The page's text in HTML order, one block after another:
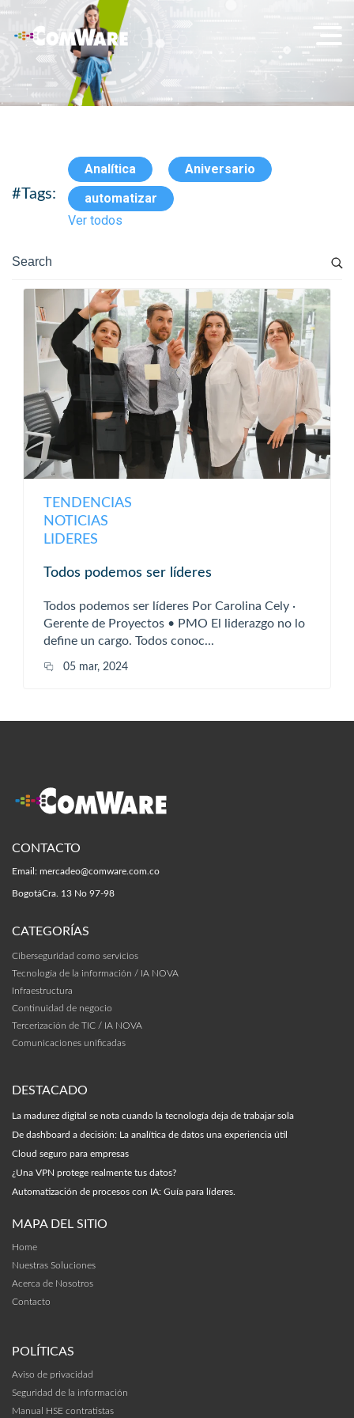
#Tags:
Analítica
Aniversario
automatizar
Ver todos
TENDENCIAS
NOTICIAS
LIDERES
Todos podemos ser líderes
Todos podemos ser líderes Por Carolina Cely ·
Gerente de Proyectos • PMO El liderazgo no lo
define un cargo. Todos conoc...
05 mar, 2024
CONTACTO
Email: mercadeo@comware.com.co
BogotáCra. 13 No 97-98
CATEGORÍAS
Ciberseguridad como servicios
Tecnología de la información / IA NOVA
Infraestructura
Continuidad de negocio
Tercerización de TIC / IA NOVA
Comunicaciones unificadas
DESTACADO
La madurez digital se nota cuando la tecnología deja de trabajar sola
De dashboard a decisión: La analítica de datos una experiencia útil
Cloud seguro para empresas
¿Una VPN protege realmente tus datos?
Automatización de procesos con IA: Guía para líderes.
MAPA DEL SITIO
Home
Nuestras Soluciones
Acerca de Nosotros
Contacto
POLÍTICAS
Aviso de privacidad
Seguridad de la información
Manual HSE contratistas